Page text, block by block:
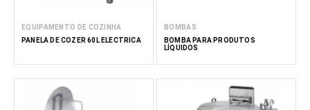
EQUIPAMENTO DE COZINHA
PANELA DE COZER 60L ELÉCTRICA
BOMBAS
BOMBA PARA PRODUTOS
LÍQUIDOS